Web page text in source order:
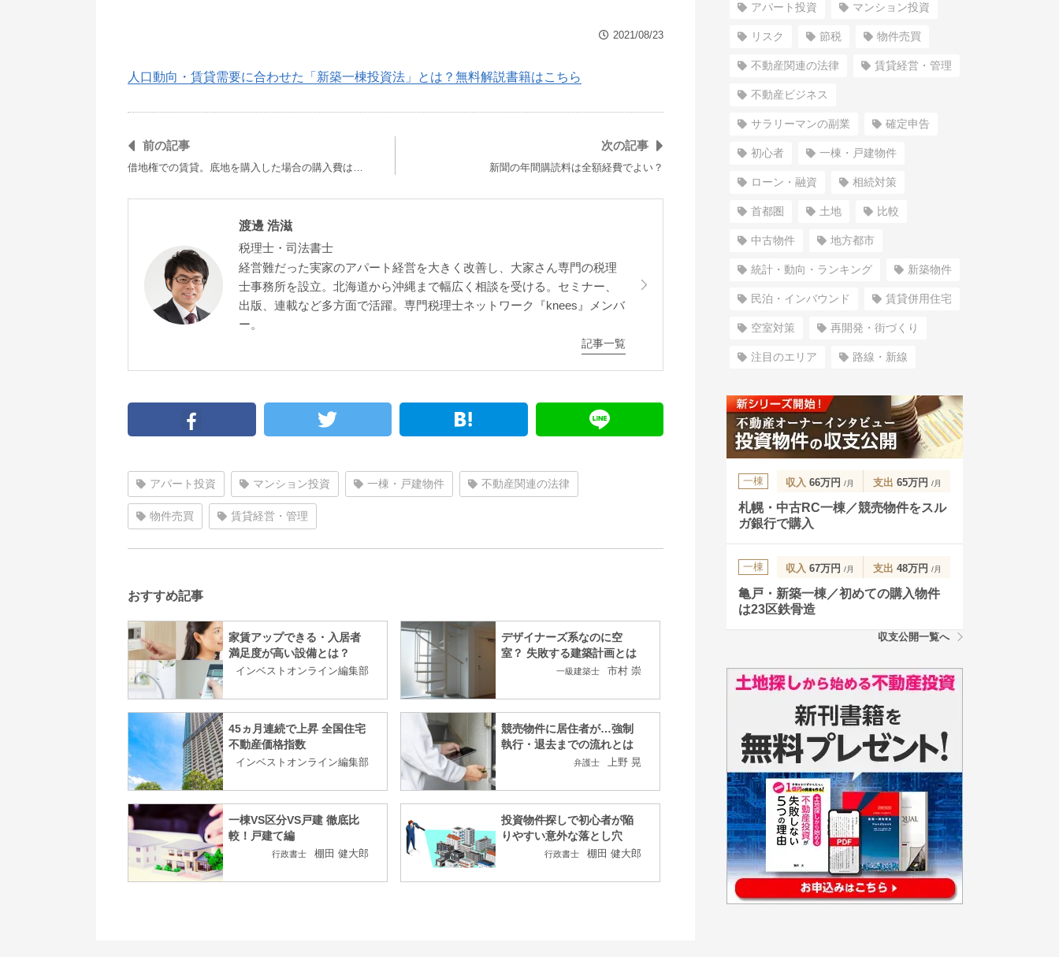
2021/08/23
人口動向・賃貸需要に合わせた「新築一棟投資法」とは？無料解説書籍はこちら
前の記事
借地権での賃貸。底地を購入した場合の購入費は…
次の記事
新聞の年間購読料は全額経費でよい？
渡邊 浩滋
税理士・司法書士
経営難だった実家のアパート経営を大きく改善し、大家さん専門の税理
士事務所を設立。北海道から沖縄まで幅広く相談を受ける。セミナー、
出版、連載など多方面で活躍。専門税理士ネットワーク『knees』メンバ
ー。
記事一覧
アパート投資 マンション投資 一棟・戸建物件 不動産関連の法律
物件売買 賃貸経営・管理
おすすめ記事
家賃アップできる・入居者
満足度が高い設備とは？
インベストオンライン編集部
デザイナーズ系なのに空
室？ 失敗する建築計画とは
一級建築士 市村 崇
45ヵ月連続で上昇 全国住宅
不動産価格指数
インベストオンライン編集部
競売物件に居住者が…強制
執行・退去までの流れとは
弁護士 上野 晃
一棟VS区分VS戸建 徹底比
較！戸建て編
行政書士 棚田 健大郎
投資物件探しで初心者が陥
りやすい意外な落とし穴
行政書士 棚田 健大郎
アパート投資 マンション投資
リスク 節税 物件売買
不動産関連の法律 賃貸経営・管理
不動産ビジネス
サラリーマンの副業 確定申告
初心者 一棟・戸建物件
ローン・融資 相続対策
首都圏 土地 比較
中古物件 地方都市
統計・動向・ランキング 新築物件
民泊・インバウンド 賃貸併用住宅
空室対策 再開発・街づくり
注目のエリア 路線・新線
一棟 収入 66万円 /月 支出 65万円 /月
札幌・中古RC一棟／競売物件をスル
ガ銀行で購入
一棟 収入 67万円 /月 支出 48万円 /月
亀戸・新築一棟／初めての購入物件
は23区鉄骨造
収支公開一覧へ